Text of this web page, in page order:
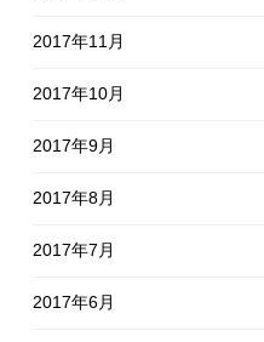
2017年11月
2017年10月
2017年9月
2017年8月
2017年7月
2017年6月